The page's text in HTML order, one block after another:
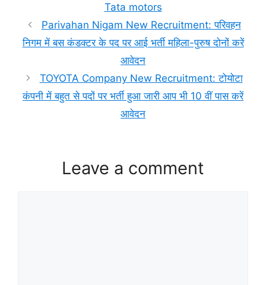
Tata motors
Parivahan Nigam New Recruitment: परिवहन
निगम में बस कंडक्टर के पद पर आई भर्ती महिला-पुरुष दोनों करें
आवेदन
TOYOTA Company New Recruitment: टोयोटा
कंपनी में बहुत से पदों पर भर्ती हुआ जारी आप भी 10 वीं पास करें
आवेदन
Leave a comment